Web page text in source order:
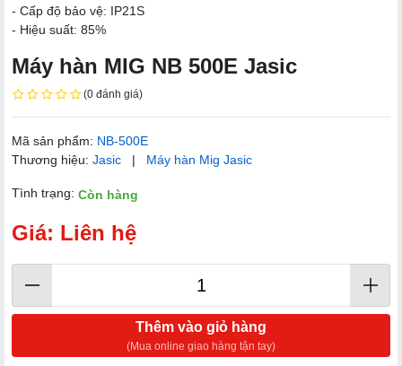
- Cấp độ bảo vệ: IP21S
- Hiệu suất: 85%
Máy hàn MIG NB 5​00E Jasic
(0 đánh giá)
Mã sản phẩm: NB-5​00E
Thương hiệu: Jasic | Máy hàn Mig Jasic
Tình trạng: Còn hàng
Giá: Liên hệ
Thêm vào giỏ hàng
(Mua online giao hàng tận tay)